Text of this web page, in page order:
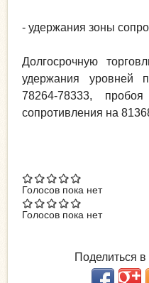
- удержания зоны
Долгосрочную
удержания уровней
78264-78333,
сопротивления на
Голосов пока нет
Голосов пока нет
Поделиться